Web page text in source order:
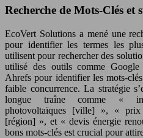
Recherche de Mots-Clés et
EcoVert Solutions a mené une
pour identifier les termes les
utilisent pour rechercher des
utilisé des outils comme
Ahrefs pour identifier les mots-
faible concurrence. La stratégie
longue traîne comme «
photovoltaïques [ville] », «
[région] », et « devis énergie
bons mots-clés est crucial pour